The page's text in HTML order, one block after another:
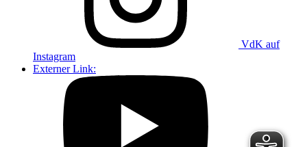
VdK auf
Instagram
Externer Link: